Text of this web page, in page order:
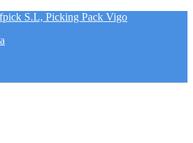
S.L, Picking Pack Vigo